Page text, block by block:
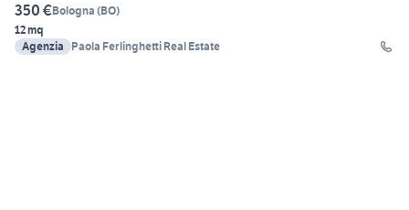
350 €Bologna (BO)
12 mq
Agenzia
Paola Ferlinghetti Real Estate